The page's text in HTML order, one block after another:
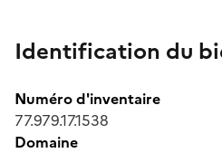
Identification du
Numéro d'inventaire
77.979.17.1538
Domaine